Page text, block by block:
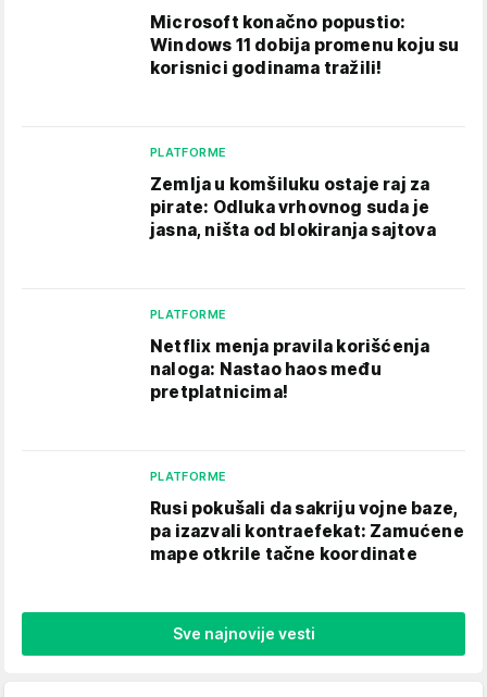
Microsoft konačno popustio:
Windows 11 dobija promenu koju su
korisnici godinama tražili!
PLATFORME
Zemlja u komšiluku ostaje raj za
pirate: Odluka vrhovnog suda je
jasna, ništa od blokiranja sajtova
PLATFORME
Netflix menja pravila korišćenja
naloga: Nastao haos među
pretplatnicima!
PLATFORME
Rusi pokušali da sakriju vojne baze,
pa izazvali kontraefekat: Zamućene
mape otkrile tačne koordinate
Sve najnovije vesti